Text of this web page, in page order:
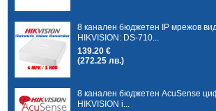
8 канален бюджетен IP мрежов
HIKVISION: DS-710...
139.20 €
(272.25 лв.)
8 канален бюджетен AcuSense
HIKVISION i...